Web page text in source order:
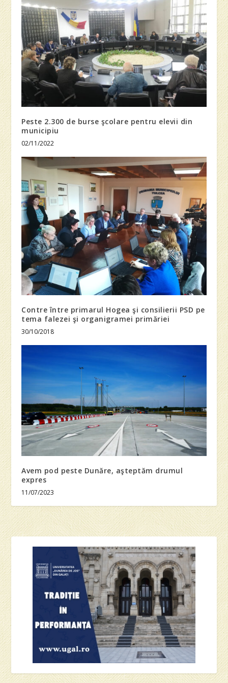
Peste 2.300 de burse şcolare pentru elevii din
municipiu
02/11/2022
Contre între primarul Hogea şi consilierii PSD pe
tema falezei şi organigramei primăriei
30/10/2018
Avem pod peste Dunăre, aşteptăm drumul
expres
11/07/2023